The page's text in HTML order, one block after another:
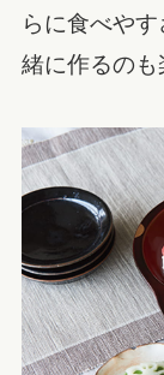
らに食べや
緒に作るのも